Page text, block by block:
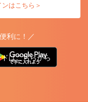
はこちら＞
利に！／
はこちらから